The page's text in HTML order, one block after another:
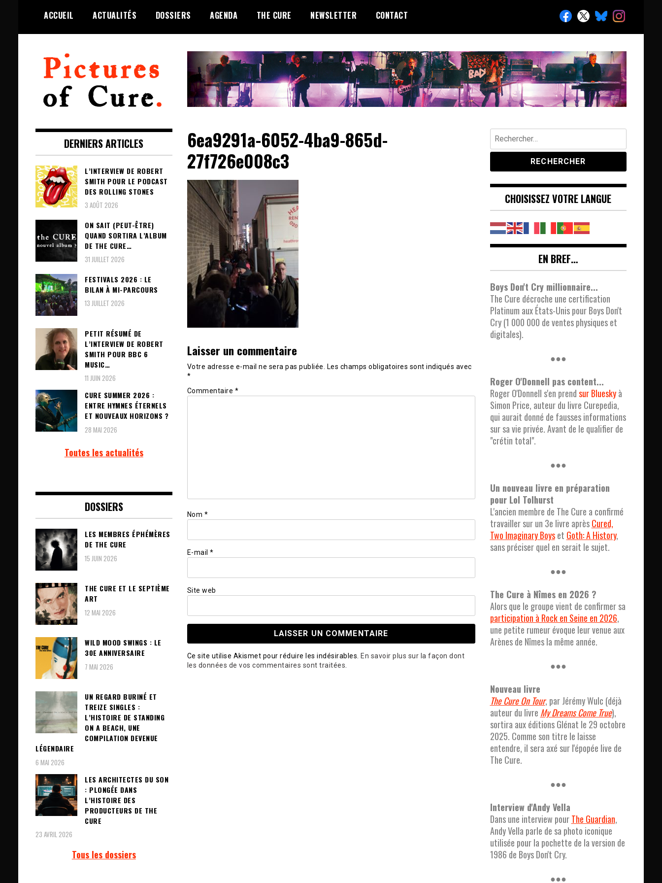
ACCUEIL ACTUALITÉS DOSSIERS AGENDA THE CURE NEWSLETTER CONTACT
Pictures of Cure
2001
6ea9291a-6052-4ba9-865d-
27f726e008c3
Laisser un commentaire
Votre adresse e-mail ne sera pas publiée.
Les champs obligatoires sont indiqués avec
*
Commentaire *
Nom *
E-mail *
Site web
Ce site utilise Akismet pour réduire les indésirables. En savoir plus sur la façon dont
les données de vos commentaires sont traitées.
DERNIERS ARTICLES
L’INTERVIEW DE ROBERT
SMITH POUR LE PODCAST
DES ROLLING STONES
3 AOÛT 2026
ON SAIT (PEUT-ÊTRE)
QUAND SORTIRA L’ALBUM
DE THE CURE…
31 JUILLET 2026
FESTIVALS 2026 : LE
BILAN À MI-PARCOURS
13 JUILLET 2026
PETIT RÉSUMÉ DE
L’INTERVIEW DE ROBERT
SMITH POUR BBC 6
MUSIC…
11 JUIN 2026
CURE SUMMER 2026 :
ENTRE HYMNES ÉTERNELS
ET NOUVEAUX HORIZONS ?
28 MAI 2026
Toutes les actualités
DOSSIERS
LES MEMBRES ÉPHÉMÈRES
DE THE CURE
15 JUIN 2026
THE CURE ET LE SEPTIÈME
ART
12 MAI 2026
WILD MOOD SWINGS : LE
30E ANNIVERSAIRE
7 MAI 2026
UN REGARD BURINÉ ET
TREIZE SINGLES :
L’HISTOIRE DE STANDING
ON A BEACH, UNE
COMPILATION DEVENUE
LÉGENDAIRE
6 MAI 2026
LES ARCHITECTES DU SON
: PLONGÉE DANS
L’HISTOIRE DES
PRODUCTEURS DE THE
CURE
23 AVRIL 2026
Tous les dossiers
Rechercher :
CHOISISSEZ VOTRE LANGUE
EN BREF…
Boys Don't Cry millionnaire...
The Cure décroche une certification
Platinum aux États-Unis pour Boys Don't
Cry (1 000 000 de ventes physiques et
digitales).
●●●
Roger O'Donnell pas content...
Roger O'Donnell s'en prendsur Blueskyà
Simon Price, auteur du livre Curepedia,
qui aurait donné de fausses informations
sur sa vie privée. Avant de le qualifier de
"crétin total".
●●●
Un nouveau livre en préparation
pour Lol Tolhurst
L'ancien membre de The Cure a confirmé
travailler sur un 3e livre aprèsCured,
Two Imaginary Boyset Goth: A History,
sans préciser quel en serait le sujet.
●●●
The Cure à Nîmes en 2026 ?
Alors que le groupe vient de confirmer sa
participation à Rock en Seine en 2026,
une petite rumeur évoque leur venue aux
Arènes de Nîmes la même année.
●●●
Nouveau livre
The Cure On Tour, par Jérémy Wulc (déjà
auteur du livre My Dreams Come True),
sortira aux éditions Glénat le 29 octobre
2025. Comme son titre le laisse
entendre, il sera axé sur l'épopée live de
The Cure.
●●●
Interview d'Andy Vella
Dans une interview pourThe Guardian,
Andy Vella parle de sa photo iconique
utilisée pour la pochette de la version de
1986 de Boys Don't Cry.
●●●